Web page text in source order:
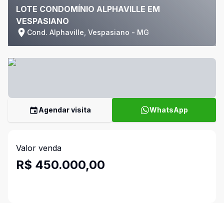
LOTE CONDOMÍNIO ALPHAVILLE EM
VESPASIANO
Cond. Alphaville, Vespasiano - MG
Agendar visita WhatsApp
Valor venda
R$ 450.000,00